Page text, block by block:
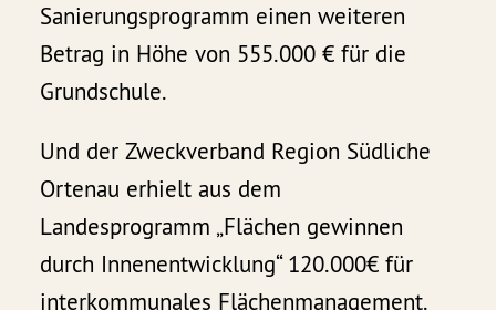
Sanierungsprogramm einen weiteren
Betrag in Höhe von 555.000 € für die
Grundschule.
Und der Zweckverband Region Südliche
Ortenau erhielt aus dem
Landesprogramm „Flächen gewinnen
durch Innenentwicklung“ 120.000€ für
interkommunales Flächenmanagement.